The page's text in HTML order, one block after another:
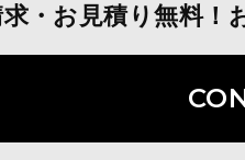
・お見積り無料！